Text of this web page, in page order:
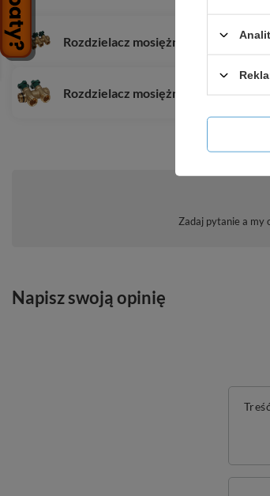
Rozdzielacz mosiężny do wody
Rozdzielacz mosiężny do wody
Zadaj pytanie a my
Napisz swoją opinię